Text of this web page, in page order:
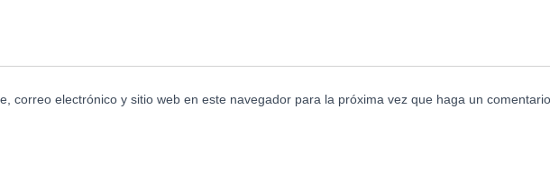
correo electrónico y sitio web en este navegador para la próxima vez que haga un